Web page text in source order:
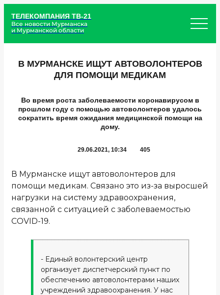
ТЕЛЕКОМПАНИЯ ТВ-21
Все новости Мурманска
и Мурманской области
В МУРМАНСКЕ ИЩУТ АВТОВОЛОНТЕРОВ
ДЛЯ ПОМОЩИ МЕДИКАМ
Во время роста заболеваемости коронавирусом в
прошлом году с помощью автоволонтеров удалось
сократить время ожидания медицинской помощи на
дому.
29.06.2021, 10:34 405
В Мурманске ищут автоволонтеров для
помощи медикам. Связано это из-за выросшей
нагрузки на систему здравоохранения,
связанной с ситуацией с заболеваемостью
COVID-19.
- Единый волонтерский центр
организует диспетчерский пункт по
обеспечению автоволонтерами наших
учреждений здравоохранения. У нас